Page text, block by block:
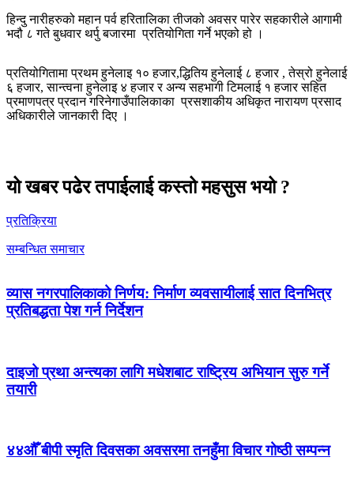
हिन्दु नारीहरुको महान पर्व हरितालिका तीजको अवसर पारेर सहकारीले आगामी
भदौ ८ गते बुधवार थर्पु बजारमा प्रतियोगिता गर्ने भएको हो ।
प्रतियोगितामा प्रथम हुनेलाइ १० हजार,द्धितिय हुनेलाई ८ हजार , तेस्रो हुनेलाई
६ हजार, सान्त्वना हुनेलाइ ४ हजार र अन्य सहभागी टिमलाई १ हजार सहित
प्रमाणपत्र प्रदान गरिनेगाउँपालिकाका प्रसशाकीय अधिकृत नारायण प्रसाद
अधिकारीले जानकारी दिए ।
यो खबर पढेर तपाईलाई कस्तो महसुस भयो ?
प्रतिक्रिया
सम्बन्धित समाचार
व्यास नगरपालिकाको निर्णय: निर्माण व्यवसायीलाई सात दिनभित्र
प्रतिबद्धता पेश गर्न निर्देशन
दाइजो प्रथा अन्त्यका लागि मधेशबाट राष्ट्रिय अभियान सुरु गर्ने
तयारी
४४औँ बीपी स्मृति दिवसका अवसरमा तनहुँमा विचार गोष्ठी सम्पन्न